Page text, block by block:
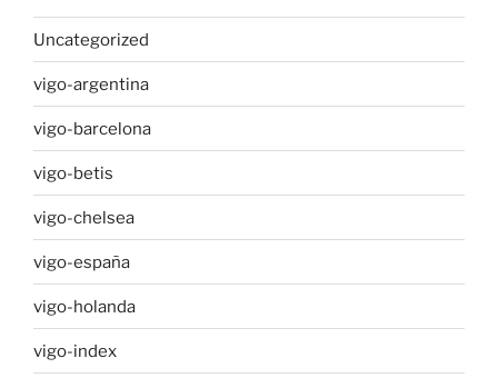
Uncategorized
vigo-argentina
vigo-barcelona
vigo-betis
vigo-chelsea
vigo-españa
vigo-holanda
vigo-index